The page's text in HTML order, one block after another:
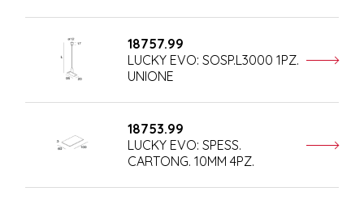
18757.99
LUCKY EVO: SOSP.L3000 1PZ.
UNIONE
18753.99
LUCKY EVO: SPESS.
CARTONG. 10MM 4PZ.